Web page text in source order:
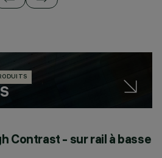
Contrast - sur rail à basse